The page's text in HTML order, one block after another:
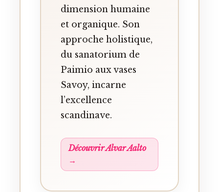
dimension humaine
et organique. Son
approche holistique,
du sanatorium de
Paimio aux vases
Savoy, incarne
l’excellence
scandinave.
Découvrir Alvar Aalto
→